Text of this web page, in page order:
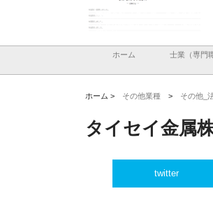
社メタルエースの企業サ
提供する充実した情報内
株式会社ＣＳＡの事業内容と
ホーム 士業（専門
ホーム > その他業種 > その他_
タイセイ金属
twitter